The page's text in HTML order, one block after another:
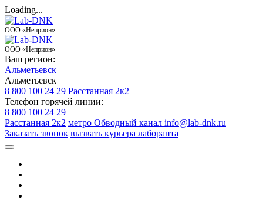
Loading...
ООО «Неприон»
ООО «Неприон»
Ваш регион:
Альметьевск
Альметьевск
8 800 100 24 29 Расстанная 2к2
Телефон горячей линии:
8 800 100 24 29
Расстанная 2к2 метро Обводный канал info@lab-dnk.ru
Заказать звонок вызвать курьера лаборанта